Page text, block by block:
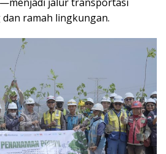
ramah lingkungan.